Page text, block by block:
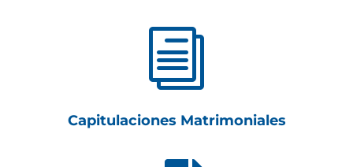
i
Capitulaciones Matrimoniales